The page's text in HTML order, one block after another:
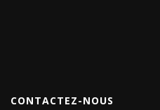
CONTACTEZ-NOUS